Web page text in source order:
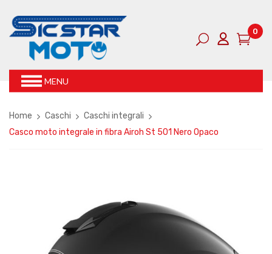
0
MENU
Home Caschi
Caschi integrali
Casco moto integrale in fibra Airoh St 501 Nero Opaco